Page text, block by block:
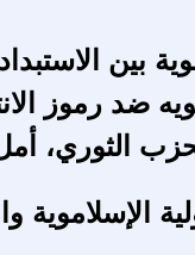
بين
ضد رموز
الثوري،
الإسلاموية